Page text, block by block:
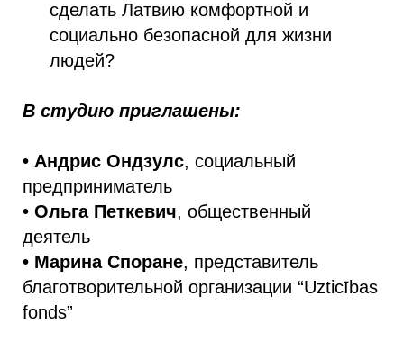
сделать Латвию комфортной и
социально безопасной для жизни
людей?
В студию приглашены:
• Андрис Ондзулс, социальный
предприниматель
• Ольга Петкевич, общественный
деятель
• Марина Споране, представитель
благотворительной организации “Uzticības
fonds”